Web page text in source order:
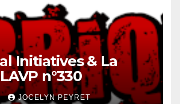
Initiatives & La
n°330
JOCELYN PEYRET